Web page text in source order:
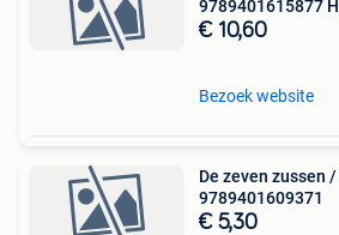
9789401615877
€ 10,60
Bezoek website
De zeven zussen
9789401609371
€ 5,30